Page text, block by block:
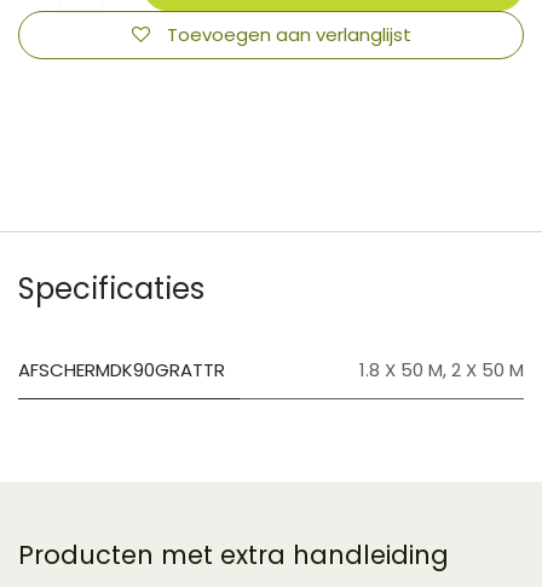
Toevoegen aan verlanglijst
Specificaties
AFSCHERMDK90GRATTR 1.8 X 50 M,2 X 50 M
Producten met extra handleiding